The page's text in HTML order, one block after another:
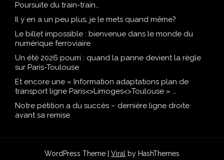
Poursuite du train-train…
Il y en a un peu plus, je le mets quand même?
Le billet impossible : bienvenue dans le monde du
numérique ferroviaire
Un été 2026 pourri : quand la panne devient la règle
sur Paris-Toulouse
Et encore une « Information adaptations plan de
transport ligne Paris<>Limoges<>Toulouse » …
Notre pétition a du succès – dernière ligne droite
avant sa remise
WordPress Theme | Viral by HashThemes